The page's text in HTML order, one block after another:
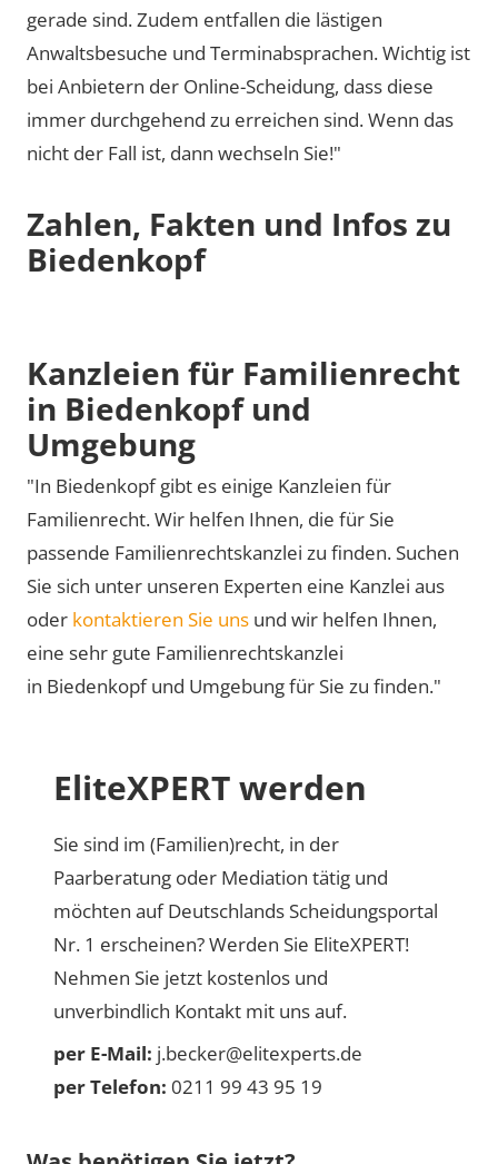
gerade sind. Zudem entfallen die lästigen
Anwaltsbesuche und Terminabsprachen. Wichtig ist
bei Anbietern der Online-Scheidung, dass diese
immer durchgehend zu erreichen sind. Wenn das
nicht der Fall ist, dann wechseln Sie!"
Zahlen, Fakten und Infos zu
Biedenkopf
Kanzleien für Familienrecht
in Biedenkopf und
Umgebung
"In Biedenkopf gibt es einige Kanzleien für
Familienrecht. Wir helfen Ihnen, die für Sie
passende Familienrechtskanzlei zu finden. Suchen
Sie sich unter unseren Experten eine Kanzlei aus
oder kontaktieren Sie uns und wir helfen Ihnen,
eine sehr gute Familienrechtskanzlei
in Biedenkopf und Umgebung für Sie zu finden."
EliteXPERT werden
Sie sind im (Familien)recht, in der
Paarberatung oder Mediation tätig und
möchten auf Deutschlands Scheidungsportal
Nr. 1 erscheinen? Werden Sie EliteXPERT!
Nehmen Sie jetzt kostenlos und
unverbindlich Kontakt mit uns auf.
per E-Mail: j.becker@elitexperts.de
per Telefon: 0211 99 43 95 19